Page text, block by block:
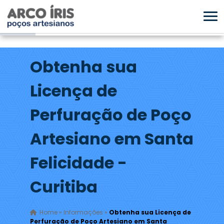
Obtenha sua
Licença de
Perfuração de Poço
Artesiano em Santa
Felicidade -
Curitiba
Home» Informações » Obtenha sua Licença de
Perfuração de Poço Artesiano em Santa